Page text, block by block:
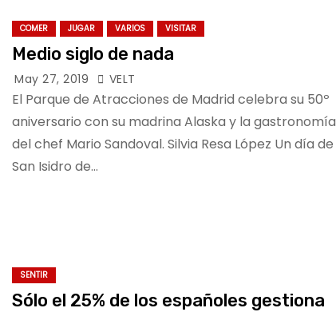
COMER JUGAR VARIOS VISITAR
Medio siglo de nada
May 27, 2019 VELT
El Parque de Atracciones de Madrid celebra su 50º
aniversario con su madrina Alaska y la gastronomía
del chef Mario Sandoval. Silvia Resa López Un día de
San Isidro de…
SENTIR
Sólo el 25% de los españoles gestiona